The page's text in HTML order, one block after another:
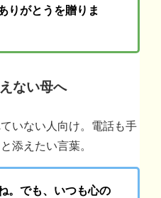
りがとうを贈りま
ない母へ
いない人向け。電話も手
添えたい言葉。
。でも、いつも心の